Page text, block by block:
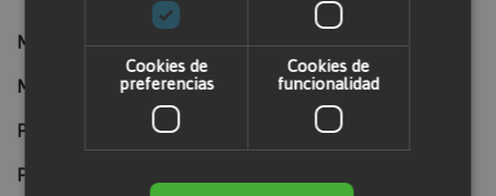
Marca: MASTER
Modelo: B 150 CED
Peso (kg):
Flujo de aire (m³/h):
Cookies de
preferencias
Cookies de
funcionalidad